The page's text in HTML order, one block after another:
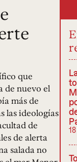
que
de nuevo el
más de
las ideologías
de
de alerta
salada no